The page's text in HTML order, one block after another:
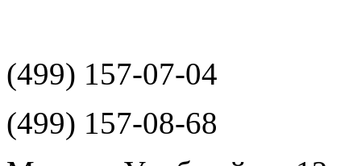
(499) 157-07-04
(499) 157-08-68